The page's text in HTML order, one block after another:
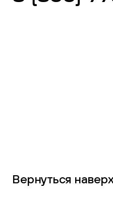
Вернуться